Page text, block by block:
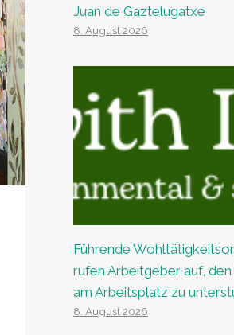
Juan de Gaztelugatxe
8. August 2026
Führende
rufen Arbeitgeber auf,
am Arbeitsplatz zu
8. August 2026